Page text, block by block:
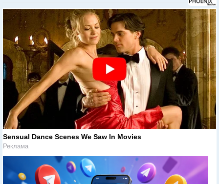
Sensual Dance Scenes We Saw In Movies
Реклама